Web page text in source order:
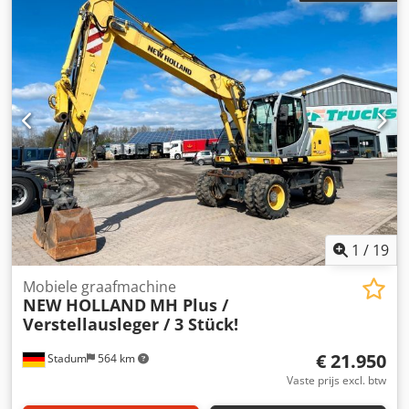
staat: zeer goed NEW HOLLAND RG 200 B MOTORGRADER
+ RIPPER Bouwjaar: 2012 Urenstand: 4.237 Aandrijving: 6x4
Motor: 6-cilinder turbodiesel Nettovermogen: 200 pk (150
kW) bij 2.200 tpm Bedrijfsgewicht: 16.000 kg Bladlengte:
4,27 m Max. bladlifting: 450 mm boven maaiveld Max.
bladval: 725 mm onder maaiveld Hydraulisch debiet: 130
l/min Transmissie: Volautomatische powershift, 6 vooruit /
3 achteruit Draaicirkel: 7,4 m Rijsnelheid
(vooruit/achteruit): 45 km/u / 30 km/u Volg ons op
Instagram, Facebook en TikTok voor video's van onze trucks
en machines te koop. WIJ SPREKEN DUITS WE SPEAK
ENGLISH Dodsw Hqb Sepfx Adrokr HABLAMOS ESPAÑOL
1 / 19
Stadum 564 km
Mobiele graafmachine
NEW HOLLAND MH Plus /
Verstellausleger / 3 Stück!
€ 21.950
Vaste prijs excl. btw